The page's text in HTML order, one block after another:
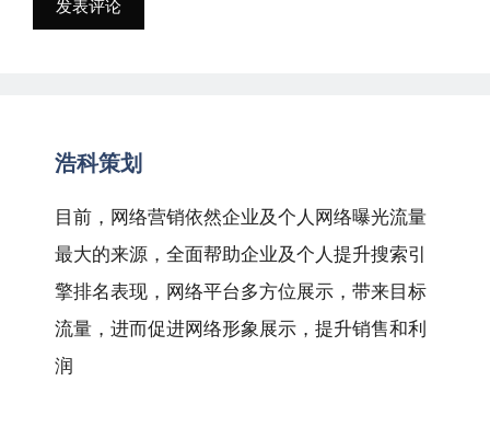
浩科策划
目前，网络营销依然企业及个人网络曝光流量
最大的来源，全面帮助企业及个人提升搜索引
擎排名表现，网络平台多方位展示，带来目标
流量，进而促进网络形象展示，提升销售和利
润